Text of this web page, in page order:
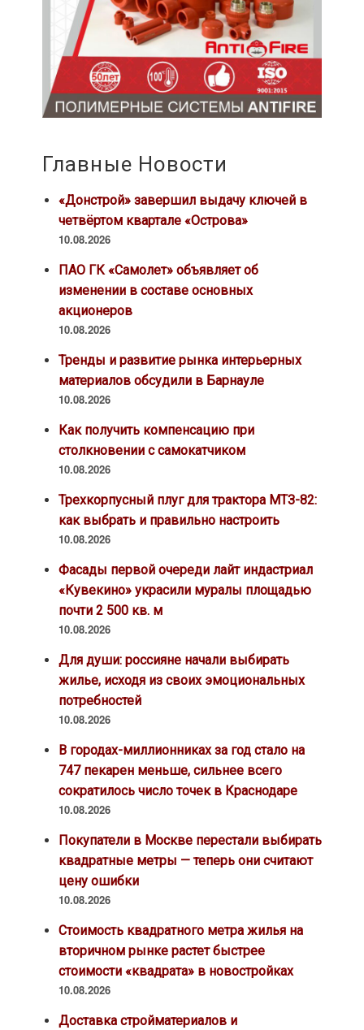
Главные Новости
«Донстрой» завершил выдачу ключей в
четвёртом квартале «Острова»
10.08.2026
ПАО ГК «Самолет» объявляет об
изменении в составе основных
акционеров
10.08.2026
Тренды и развитие рынка интерьерных
материалов обсудили в Барнауле
10.08.2026
Как получить компенсацию при
столкновении с самокатчиком
10.08.2026
Трехкорпусный плуг для трактора МТЗ-82:
как выбрать и правильно настроить
10.08.2026
Фасады первой очереди лайт индастриал
«Кувекино» украсили муралы площадью
почти 2 500 кв. м
10.08.2026
Для души: россияне начали выбирать
жилье, исходя из своих эмоциональных
потребностей
10.08.2026
В городах-миллионниках за год стало на
747 пекарен меньше, сильнее всего
сократилось число точек в Краснодаре
10.08.2026
Покупатели в Москве перестали выбирать
квадратные метры — теперь они считают
цену ошибки
10.08.2026
Стоимость квадратного метра жилья на
вторичном рынке растет быстрее
стоимости «квадрата» в новостройках
10.08.2026
Доставка стройматериалов и